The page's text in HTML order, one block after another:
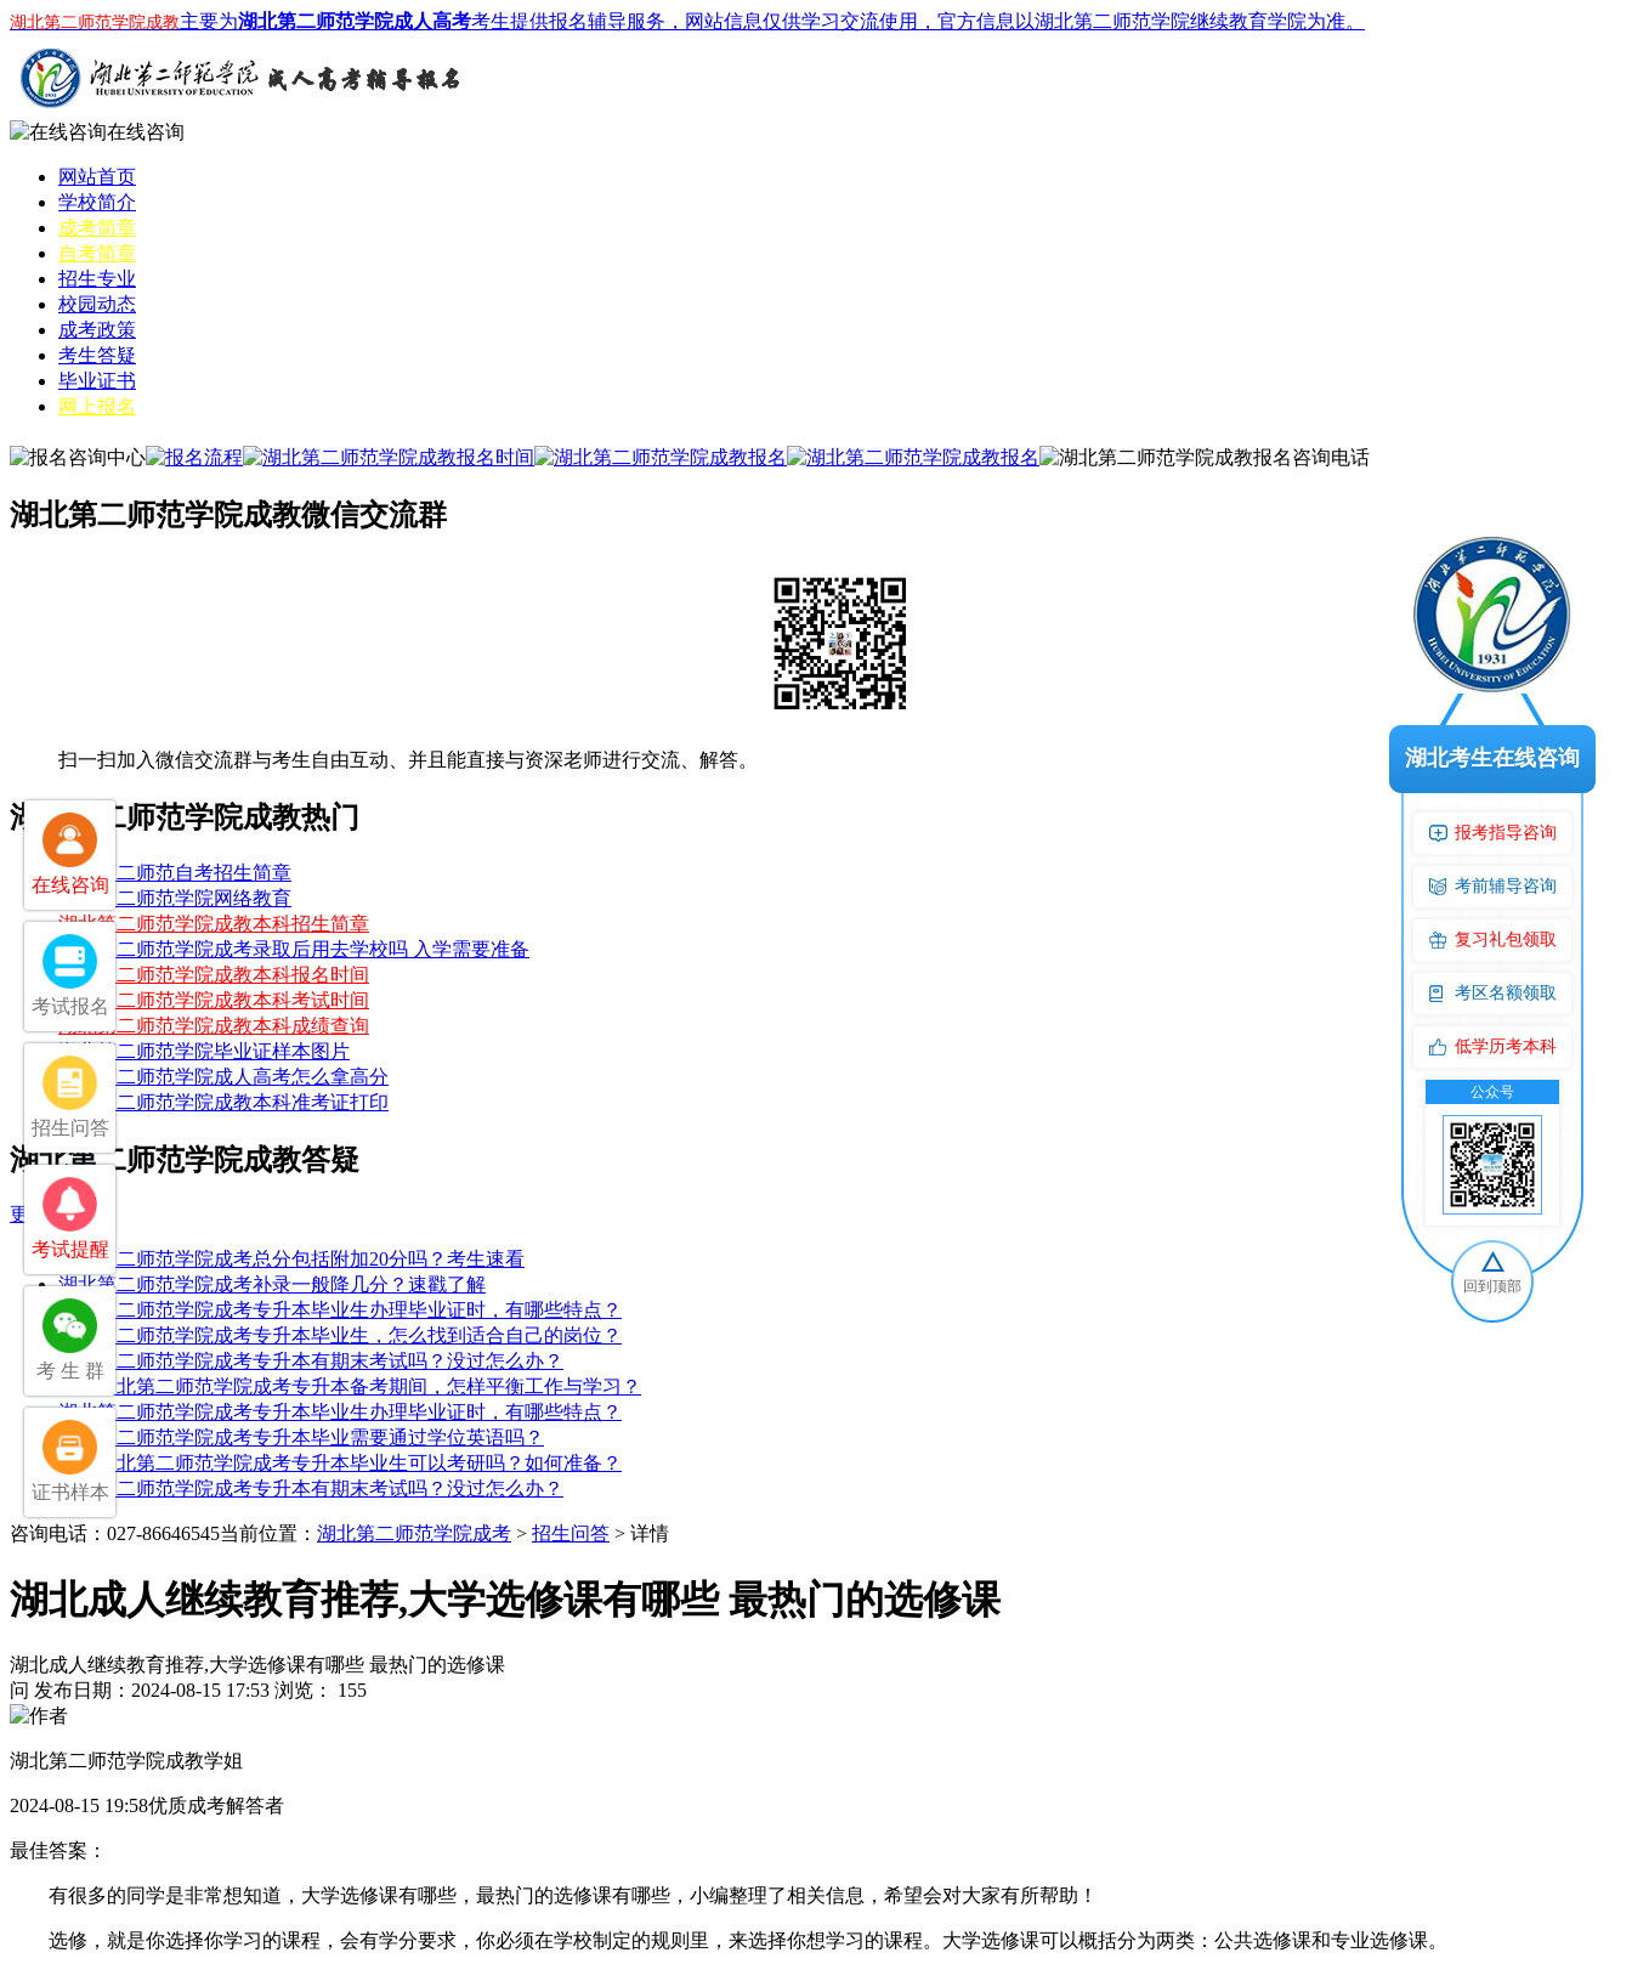
湖北第二师范学院成教主要为湖北第二师范学院成人高考考生提供报名辅导服务，网站信息仅供学习交流使用，官方信息以湖北第二师范学院继续教育学院为准。
在线咨询
网站首页
学校简介
成考简章
自考简章
招生专业
校园动态
成考政策
考生答疑
毕业证书
网上报名
湖北第二师范学院成教微信交流群
扫一扫加入微信交流群与考生自由互动、并且能直接与资深老师进行交流、解答。
湖北第二师范学院成教热门
湖北第二师范自考招生简章
湖北第二师范学院网络教育
湖北第二师范学院成教本科招生简章
湖北第二师范学院成考录取后用去学校吗 入学需要准备
湖北第二师范学院成教本科报名时间
湖北第二师范学院成教本科考试时间
湖北第二师范学院成教本科成绩查询
湖北第二师范学院毕业证样本图片
湖北第二师范学院成人高考怎么拿高分
湖北第二师范学院成教本科准考证打印
湖北第二师范学院成教答疑
更多
湖北第二师范学院成考总分包括附加20分吗？考生速看
湖北第二师范学院成考补录一般降几分？速戳了解
湖北第二师范学院成考专升本毕业生办理毕业证时，有哪些特点？
湖北第二师范学院成考专升本毕业生，怎么找到适合自己的岗位？
湖北第二师范学院成考专升本有期末考试吗？没过怎么办？
25年湖北第二师范学院成考专升本备考期间，怎样平衡工作与学习？
湖北第二师范学院成考专升本毕业生办理毕业证时，有哪些特点？
湖北第二师范学院成考专升本毕业需要通过学位英语吗？
25年湖北第二师范学院成考专升本毕业生可以考研吗？如何准备？
湖北第二师范学院成考专升本有期末考试吗？没过怎么办？
咨询电话：027-86646545当前位置： 湖北第二师范学院成考 > 招生问答 > 详情
湖北成人继续教育推荐,大学选修课有哪些 最热门的选修课
湖北成人继续教育推荐,大学选修课有哪些 最热门的选修课
问 发布日期：2024-08-15 17:53 浏览： 155
湖北第二师范学院成教学姐
2024-08-15 19:58优质成考解答者
最佳答案：
有很多的同学是非常想知道，大学选修课有哪些，最热门的选修课有哪些，小编整理了相关信息，希望会对大家有所帮助！
选修，就是你选择你学习的课程，会有学分要求，你必须在学校制定的规则里，来选择你想学习的课程。大学选修课可以概括分为两类：公共选修课和专业选修课。
在线咨询
考试报名
招生问答
考试提醒
考 生 群
证书样本
湖北考生在线咨询
报考指导咨询
考前辅导咨询
复习礼包领取
考区名额领取
低学历考本科
公众号
回到顶部